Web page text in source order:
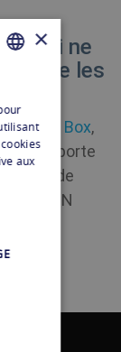
qui ne
les
Shellfire Box,
n’importe
natif de
VPN
de la
TV.
×
aux